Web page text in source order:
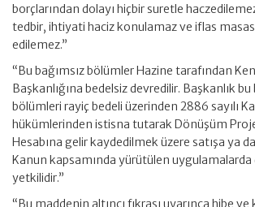
borçlarından dolayı hiçbir suretle
tedbir, ihtiyati haciz konulamaz ve iflas
edilemez.”
“Bu bağımsız bölümler Hazine tarafından
Başkanlığına bedelsiz devredilir. Başkanlık bu
bölümleri rayiç bedeli üzerinden 2886 sayılı
hükümlerinden istisna tutarak Dönüşüm
Hesabına gelir kaydedilmek üzere satışa ya
Kanun kapsamında yürütülen
yetkilidir.”
“Bu maddenin altıncı fıkrası uyarınca hibe